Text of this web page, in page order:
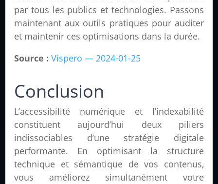
par tous les publics et technologies. Passons
maintenant aux outils pratiques pour auditer
et maintenir ces optimisations dans la durée.
Source : Vispero — 2024-01-25
Conclusion
L’accessibilité numérique et l’indexabilité
constituent aujourd’hui deux piliers
indissociables d’une stratégie digitale
performante. En optimisant la structure
technique et sémantique de vos contenus,
vous améliorez simultanément votre